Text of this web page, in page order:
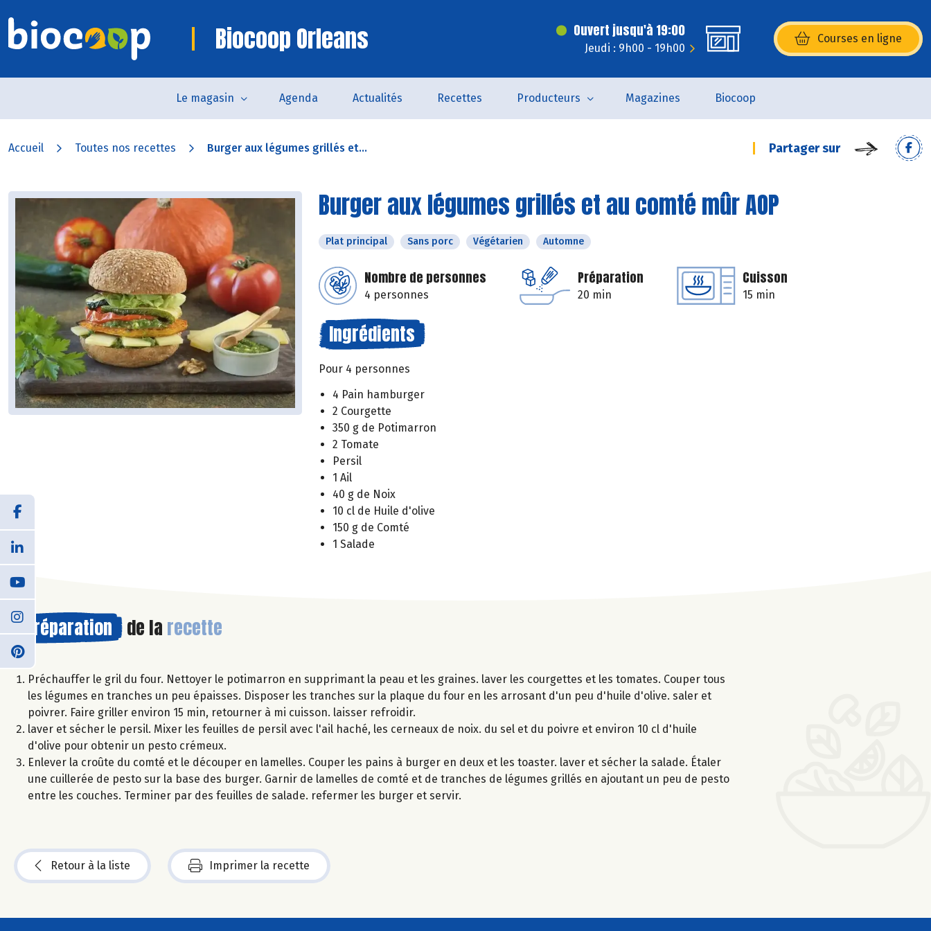
Biocoop Orleans Ouvert jusqu'à 19:00
Jeudi : 9h00 - 19h00
Courses en ligne
(s’ouvre dans une nouvelle
Le magasin Agenda Actualités Recettes Producteurs Magazines Biocoop
Accueil Toutes nos recettes Burger aux légumes grillés et... Partager sur
Burger aux légumes grillés et au comté mûr AOP
Plat principal Sans porc Végétarien Automne
Nombre de personnes
4 personnes
Préparation
20 min
Cuisson
15 min
Ingrédients
Pour 4 personnes
4 Pain hamburger
2 Courgette
350 g de Potimarron
2 Tomate
Persil
1 Ail
40 g de Noix
10 cl de Huile d'olive
150 g de Comté
1 Salade
Préparation de la recette
Préchauffer le gril du four. Nettoyer le potimarron en supprimant la peau et les graines. laver les courgettes et les tomates. Couper tous
les légumes en tranches un peu épaisses. Disposer les tranches sur la plaque du four en les arrosant d'un peu d'huile d'olive. saler et
poivrer. Faire griller environ 15 min, retourner à mi cuisson. laisser refroidir.
laver et sécher le persil. Mixer les feuilles de persil avec l'ail haché, les cerneaux de noix. du sel et du poivre et environ 10 cl d'huile
d'olive pour obtenir un pesto crémeux.
Enlever la croûte du comté et le découper en lamelles. Couper les pains à burger en deux et les toaster. laver et sécher la salade. Étaler
une cuillerée de pesto sur la base des burger. Garnir de lamelles de comté et de tranches de légumes grillés en ajoutant un peu de pesto
entre les couches. Terminer par des feuilles de salade. refermer les burger et servir.
Retour à la liste Imprimer la recette